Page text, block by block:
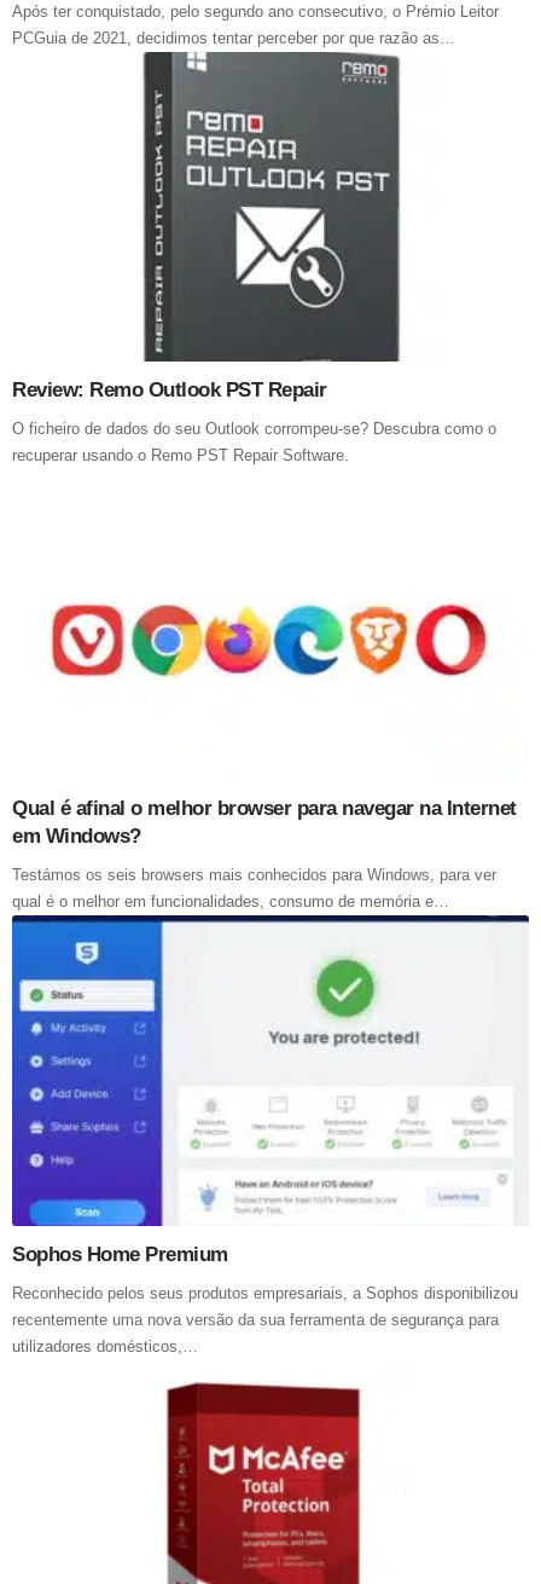
Após ter conquistado, pelo segundo ano consecutivo, o Prémio Leitor
PCGuia de 2021, decidimos tentar perceber por que razão as…
Review: Remo Outlook PST Repair
O ficheiro de dados do seu Outlook corrompeu-se? Descubra como o
recuperar usando o Remo PST Repair Software.
Qual é afinal o melhor browser para navegar na Internet
em Windows?
Testámos os seis browsers mais conhecidos para Windows, para ver
qual é o melhor em funcionalidades, consumo de memória e…
Sophos Home Premium
Reconhecido pelos seus produtos empresariais, a Sophos disponibilizou
recentemente uma nova versão da sua ferramenta de segurança para
utilizadores domésticos,…